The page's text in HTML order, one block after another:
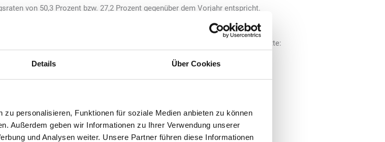
Details Über Cookies
personalisieren, Funktionen für soziale Medien anbieten zu können
Außerdem geben wir Informationen zu Ihrer Verwendung unserer
und Analysen weiter. Unsere Partner führen diese Informationen
von 50,3 Prozent bzw. 27,2 Prozent gegenüber dem Vorjahr entspricht.
Michael Ziegler wirft dennoch einen kritischen Blick auf die Fortschritte:
wir von den äußerst ambitionierten Zielen der Politik noch weit entfernt sind.
Ladepunkte erreichen wollen, muss der Netzausbau erheblich
noch viel stärker als bisher gefordert. „Momentan gibt es aus unserer Sicht
Geld verdient.“ Dies erkläre einerseits die hohen Kosten fürs Laden an
langsamen Aufbau der notwendigen Infrastruktur. „Wenn sich E-Fahrzeuge
öffentliche Hand viel stärker engagieren“, so Ziegler.